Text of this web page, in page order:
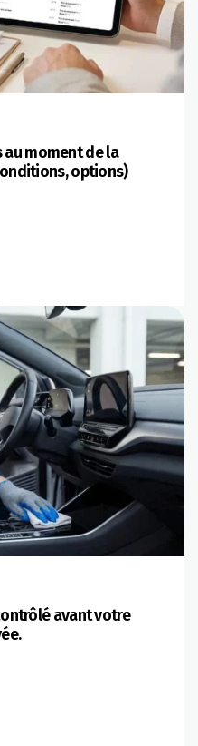
au moment de la
options)
avant votre